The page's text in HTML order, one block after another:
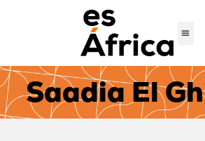
Saadia El